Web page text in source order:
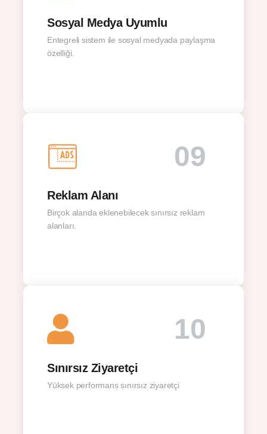
Sosyal Medya Uyumlu
Entegreli sistem ile sosyal medyada paylaşma
özelliği.
09
Reklam Alanı
Birçok alanda eklenebilecek sınırsız reklam
alanları.
10
Sınırsız Ziyaretçi
Yüksek performans sınırsız ziyaretçi